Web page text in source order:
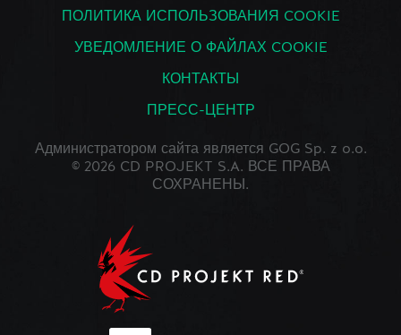
ПОЛИТИКА ИСПОЛЬЗОВАНИЯ COOKIE
УВЕДОМЛЕНИЕ О ФАЙЛАХ COOKIE
КОНТАКТЫ
ПРЕСС-ЦЕНТР
Администратором сайта является GOG Sp. z o.o.
© 2026 CD PROJEKT S.A. ВСЕ ПРАВА
СОХРАНЕНЫ.